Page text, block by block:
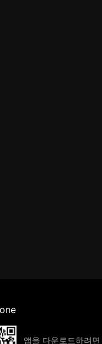
앱을 다운로드하려면